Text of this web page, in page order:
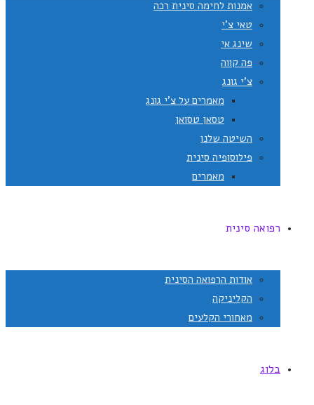
אמנות לחימה סינית רכה
טאי צ'י
שינג אי
פה קווה
צ'י גונג
מאמרים על צ'י גונג
טסאן טסואן
השיטה שלנו
פילוסופיה סינית
מאמרים
רפואה סינית
אודות הרפואה הסינית
הקליניקה
מאחורי הקלעים
בלוג